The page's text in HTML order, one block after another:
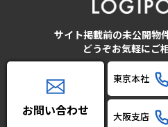
サイト掲載前の未公開物
どうぞお気軽にご
お問い合わせ
東京本社
大阪支店